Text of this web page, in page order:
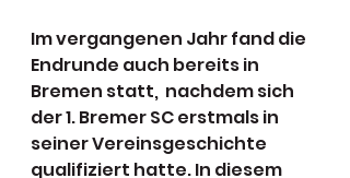
Im vergangenen Jahr fand die
Endrunde auch bereits in
Bremen statt,  nachdem sich
der 1. Bremer SC erstmals in
seiner Vereinsgeschichte
qualifiziert hatte. In diesem